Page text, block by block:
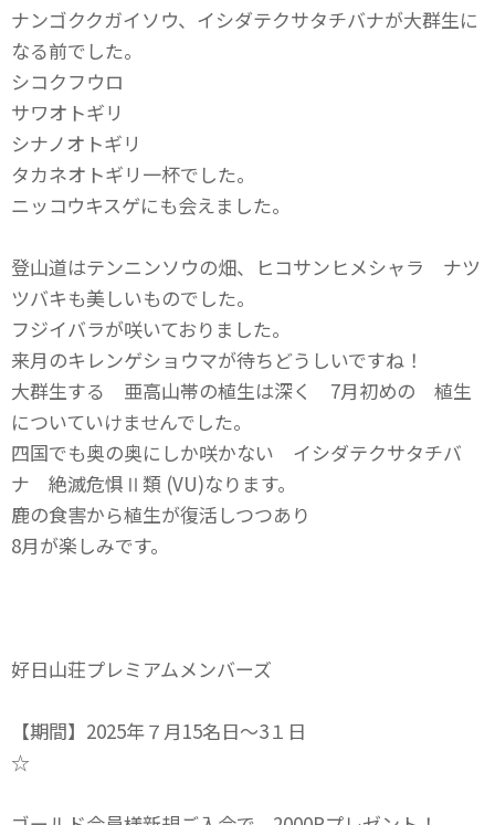
ナンゴククガイソウ、イシダテクサタチバナが大群生に
なる前でした。
シコクフウロ
サワオトギリ
シナノオトギリ
タカネオトギリ一杯でした。
ニッコウキスゲにも会えました。
登山道はテンニンソウの畑、ヒコサンヒメシャラ ナツ
ツバキも美しいものでした。
フジイバラが咲いておりました。
来月のキレンゲショウマが待ちどうしいですね！
大群生する 亜高山帯の植生は深く 7月初めの 植生
についていけませんでした。
四国でも奥の奥にしか咲かない イシダテクサタチバ
ナ 絶滅危惧Ⅱ類 (VU)なります。
鹿の食害から植生が復活しつつあり
8月が楽しみです。
好日山荘プレミアムメンバーズ
【期間】2025年７月15名日～3１日
☆